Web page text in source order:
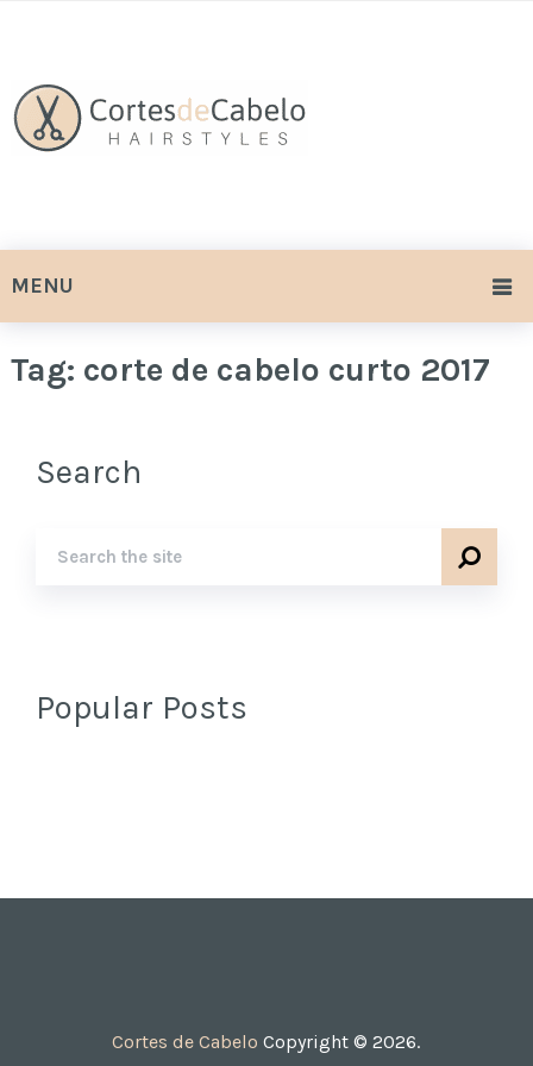
MENU
Tag: corte de cabelo curto 2017
Search
Popular Posts
Cortes de Cabelo Copyright © 2026.